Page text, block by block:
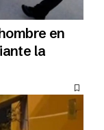
en
la